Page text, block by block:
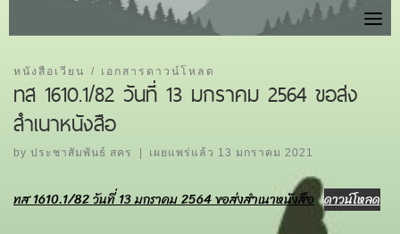
หนังสือเวียน เอกสารดาวน์โหลด
ทส 1610.1/82 วันที่ 13 มกราคม 2564 ขอส่ง
สำเนาหนังสือ
by ประชาสัมพันธ์ สคร เผยแพร่แล้ว 13 มกราคม 2021
ทส 1610.1/82 วันที่ 13 มกราคม 2564 ขอส่งสำเนาหนังสือ ดาวน์โหลด